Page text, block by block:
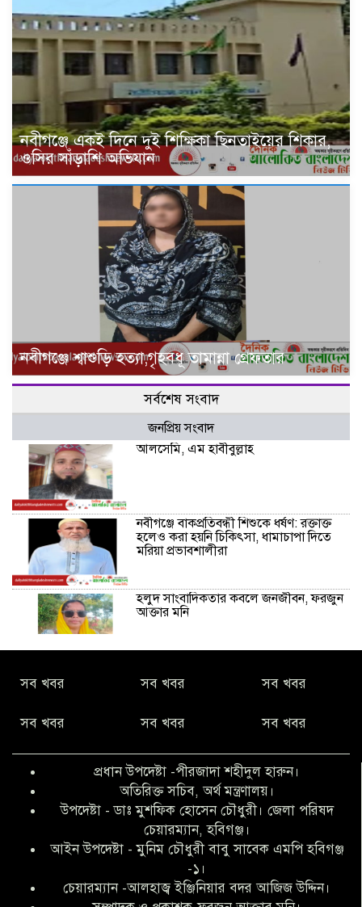
নবীগঞ্জে একই দিনে দুই শিক্ষিকা ছিনতাইয়ের শিকার,
ওসির সাঁড়াশি অভিযান
নবীগঞ্জে শ্বাশুড়ি হত্যা,গৃহবধূ তামান্না গ্রেফতার
সর্বশেষ সংবাদ
জনপ্রিয় সংবাদ
আলসেমি, এম হাবীবুল্লাহ
নবীগঞ্জে বাকপ্রতিবন্ধী শিশুকে ধর্ষণ: রক্তাক্ত
হলেও করা হয়নি চিকিৎসা, ধামাচাপা দিতে
মরিয়া প্রভাবশালীরা
হলুদ সাংবাদিকতার কবলে জনজীবন, ফরজুন
আক্তার মনি
কিবরিয়া
বৃত্তি পরীক্ষার সুযোগ করে দিলেন প্রধান শিক্ষক
ফারুক মাস্টার
আব্দুল হক তালুকদার ফাউন্ডেশন মানবতার
শিকড় ছুঁই ছুঁই,ফরজুন আক্তার মনি
সিলেট রেঞ্জের শ্রেষ্ঠ ওসি নির্বাচিত হলেন
সব খবর সব খবর সব খবর
সব খবর সব খবর সব খবর
প্রধান উপদেষ্টা -পীরজাদা শহীদুল হারুন।
অতিরিক্ত সচিব, অর্থ মন্ত্রণালয়।
উপদেষ্টা - ডাঃ মুশফিক হোসেন চৌধুরী। জেলা পরিষদ
চেয়ারম্যান, হবিগঞ্জ।
আইন উপদেষ্টা - মুনিম চৌধুরী বাবু সাবেক এমপি হবিগঞ্জ
-১।
চেয়ারম্যান -আলহাজ্ব ইঞ্জিনিয়ার বদর আজিজ উদ্দিন।